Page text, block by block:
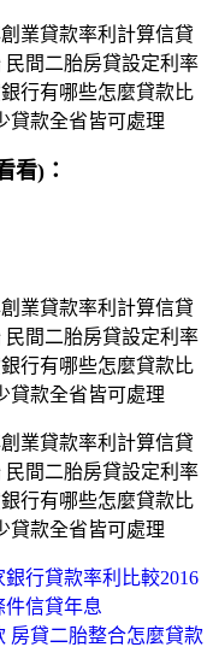
業貸款率利計算信貸
間二胎房貸設定利率
行有哪些怎麼貸款比
貸款全省皆可處理
看)：
業貸款率利計算信貸
間二胎房貸設定利率
行有哪些怎麼貸款比
貸款全省皆可處理
業貸款率利計算信貸
間二胎房貸設定利率
行有哪些怎麼貸款比
貸款全省皆可處理
行貸款率利比較2016
件信貸年息
房貸二胎整合怎麼貸款